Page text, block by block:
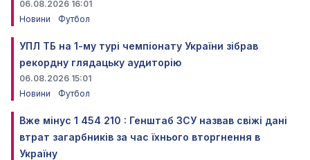
06.08.2026 16:01
Новини
Футбол
УПЛ ТБ на 1-му турі чемпіонату України зібрав
рекордну глядацьку аудиторію
06.08.2026 15:01
Новини
Футбол
Вже мінус 1 454 210 : Генштаб ЗСУ назвав свіжі дані
втрат загарбників за час їхнього вторгнення в
Україну